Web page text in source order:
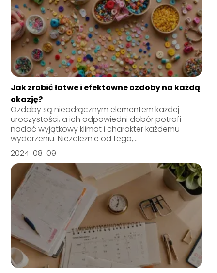
Jak zrobić łatwe i efektowne ozdoby na każdą
okazję?
Ozdoby są nieodłącznym elementem każdej
uroczystości, a ich odpowiedni dobór potrafi
nadać wyjątkowy klimat i charakter każdemu
wydarzeniu. Niezależnie od tego,...
2024-08-09